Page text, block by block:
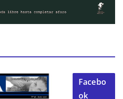
Facebo
ok